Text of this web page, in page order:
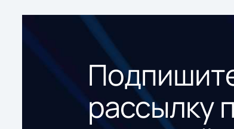
рассылку